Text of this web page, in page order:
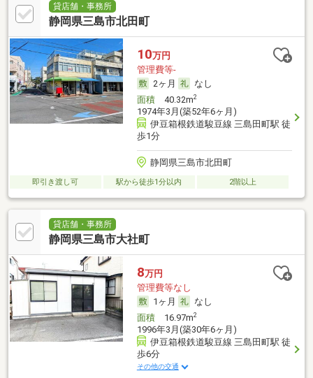
貸店舗・事務所
静岡県三島市北田町
10万円
管理費等-
2ヶ月
なし
面積40.32m2
1974年3月(築52年6ヶ月)
伊豆箱根鉄道駿豆線 三島田町駅 徒
歩1分
静岡県三島市北田町
即引き渡し可 駅から徒歩1分以内 2階以上
貸店舗・事務所
静岡県三島市大社町
8万円
管理費等なし
1ヶ月
なし
面積16.97m2
1996年3月(築30年6ヶ月)
伊豆箱根鉄道駿豆線 三島田町駅 徒
歩6分
その他の交通